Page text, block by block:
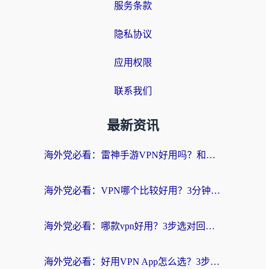
服务条款
隐私协议
应用权限
联系我们
最新资讯
海外党必看：雷神手游VPN好用吗？和天速回国VPN对比哪个回国效果更好？附实用加速器选择指南
海外党必看：VPN哪个比较好用？3分钟找到适合你的回国加速方案
海外党必看：哪款vpn好用？3步选对回国加速器，无缝刷剧玩游戏
海外党必看：好用VPN App怎么选？3步教你无缝访问国内资源